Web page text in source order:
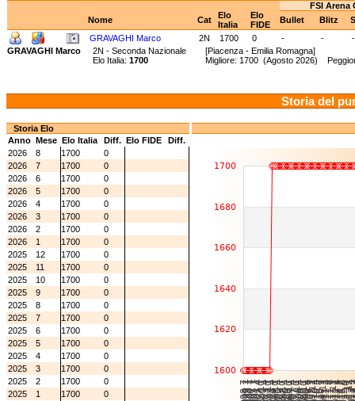
FSI Arena
Nome
Cat
Elo
Italia
Elo
FIDE
Bullet Blitz
GRAVAGHI Marco
2N 1700 0 - -
-
GRAVAGHI Marco
2N - Seconda Nazionale [Piacenza - Emilia Romagna]
Elo Italia: 1700 Migliore: 1700 (Agosto 2026)
Storia del
Storia Elo
Anno Mese Elo Italia Diff. Elo FIDE
Diff.
2026
8 1700
0
2026
7 1700
0
2026
6 1700
0
2026
5 1700
0
2026
4 1700
0
2026
3 1700
0
2026
2 1700
0
2026
1 1700
0
2025
12 1700
0
2025
11 1700
0
2025
10 1700
0
2025
9 1700
0
2025
8 1700
0
2025
7 1700
0
2025
6 1700
0
2025
5 1700
0
2025
4 1700
0
2025
3 1700
0
2025
2 1700
0
2025
1 1700
0